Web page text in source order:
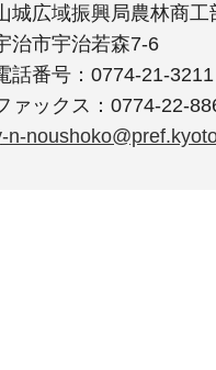
城広域振興局農林商
治市宇治若森7-6
話番号：0774-21-3211
ァックス：0774-22-
n-